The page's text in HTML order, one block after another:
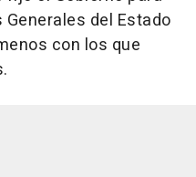
del Estado
con los que